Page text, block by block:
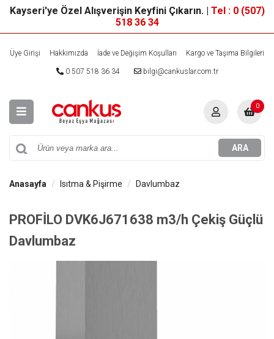
Kayseri'ye Özel Alışverişin Keyfini Çıkarın. | Tel : 0 (507)
518 36 34
Üye Girişi Hakkımızda İade ve Değişim Koşulları Kargo ve Taşıma Bilgileri
0 507 518 36 34 bilgi@cankuslar.com.tr
ARA
0
Anasayfa Isıtma & Pişirme Davlumbaz
PROFİLO DVK6J671638 m3/h Çekiş Güçlü
Davlumbaz